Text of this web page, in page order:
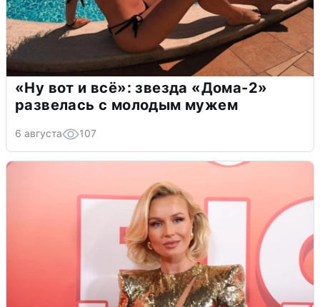
«Ну вот и всё»: звезда «Дома-2»
развелась с молодым мужем
6 августа 107